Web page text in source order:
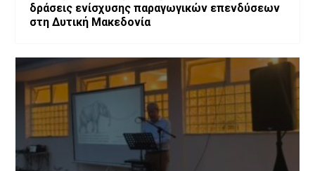
δράσεις ενίσχυσης παραγωγικών επενδύσεων
στη Δυτική Μακεδονία